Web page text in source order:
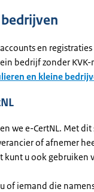
en
bedrijf zonder
en kleine
we e-CertNL. Met
of afnemer
kunt u ook gebruiken
of iemand die